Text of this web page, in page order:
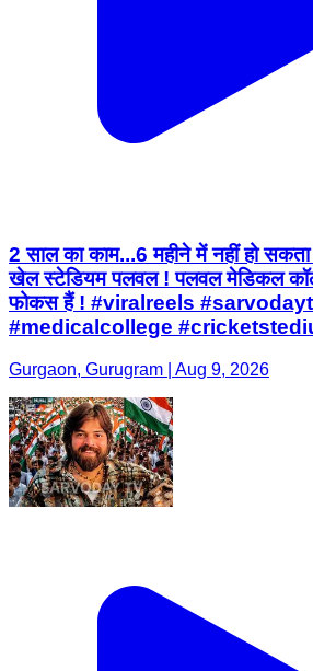
2 साल का काम...6 महीने में नहीं हो सकता
खेल स्टेडियम पलवल ! पलवल मेडिकल
फोकस हैं ! #viralreels
#medicalcollege
Gurgaon, Gurugram | Aug 9, 2026